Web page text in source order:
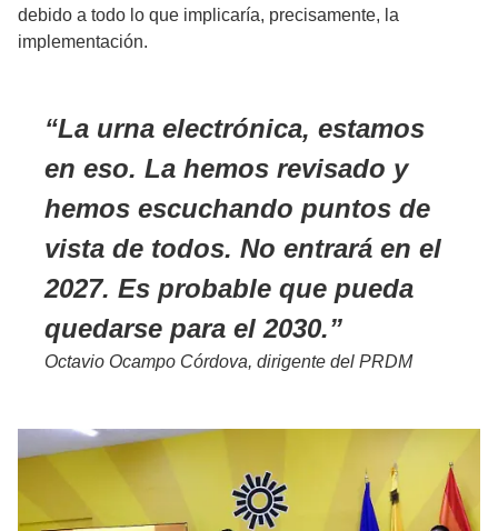
debido a todo lo que implicaría, precisamente, la
implementación.
La urna electrónica, estamos
en eso. La hemos revisado y
hemos escuchando puntos de
vista de todos. No entrará en el
2027. Es probable que pueda
quedarse para el 2030.
Octavio Ocampo Córdova, dirigente del PRDM